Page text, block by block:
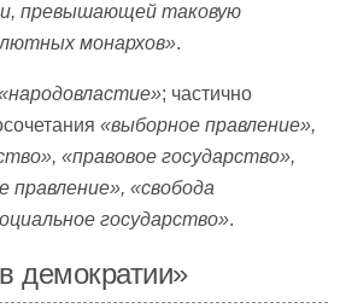
превышающей таковую
монархов».
; частично
«выборное правление»,
«правовое государство»,
правление», «свобода
государство».
демократии»